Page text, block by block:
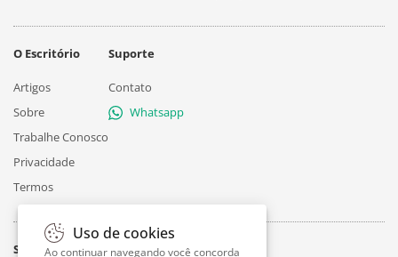
O Escritório
Artigos
Sobre
Trabalhe Conosco
Privacidade
Termos
Suporte
Contato
Whatsapp
Siga
Uso de cookies
Ao continuar navegando você concorda